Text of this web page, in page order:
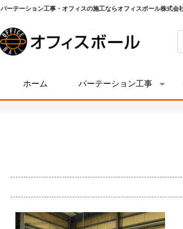
パーテーション工事・オフィスの施工ならオフィスボール株式会
ホーム パーテーション工事